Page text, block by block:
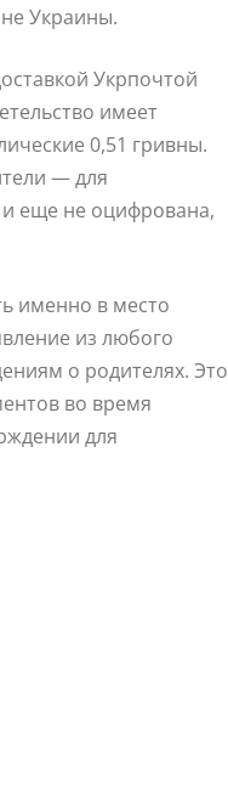
Украины.
Укрпочтой
имеет
0,51 гривны.
— для
еще не оцифрована,
именно в место
из любого
о родителях. Это
во время
для